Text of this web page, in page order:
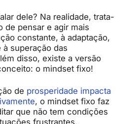
dele? Na realidade, trata-
de pensar e agir mais
constante, à adaptação,
superação das
disso, existe a versão
o mindset fixo!
de prosperidade impacta
, o mindset fixo faz
que não tem condições
frustrantes.